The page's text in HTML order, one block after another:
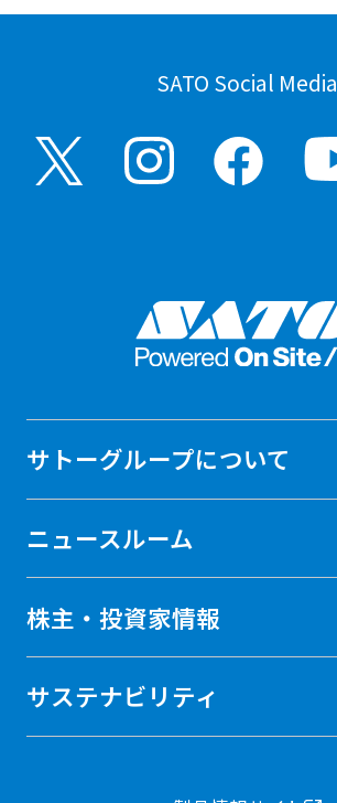
SATO Social Media
サトーグループについて
ニュースルーム
株主・投資家情報
サステナビリティ